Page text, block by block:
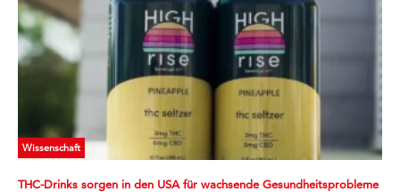
Wissenschaft
THC-Drinks sorgen in den USA für wachsende Gesundheitsprobleme